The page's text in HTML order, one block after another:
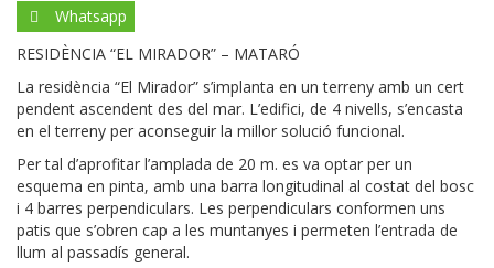
Whatsapp
RESIDÈNCIA “EL MIRADOR” – MATARÓ
La residència “El Mirador” s’implanta en un terreny amb un cert
pendent ascendent des del mar. L’edifici, de 4 nivells, s’encasta
en el terreny per aconseguir la millor solució funcional.
Per tal d’aprofitar l’amplada de 20 m. es va optar per un
esquema en pinta, amb una barra longitudinal al costat del bosc
i 4 barres perpendiculars. Les perpendiculars conformen uns
patis que s’obren cap a les muntanyes i permeten l’entrada de
llum al passadís general.